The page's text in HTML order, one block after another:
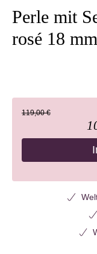
Perle mit
rosé 18 mm
119,00 €